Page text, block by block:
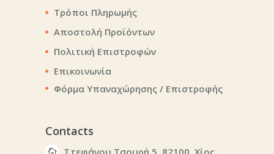
Τρόποι Πληρωμής
Αποστολή Προϊόντων
Πολιτική Επιστροφών
Επικοινωνία
Φόρμα Υπαναχώρησης / Επιστροφής
Contacts
Στεφάνου Τσουρή 5, 82100, Χίος